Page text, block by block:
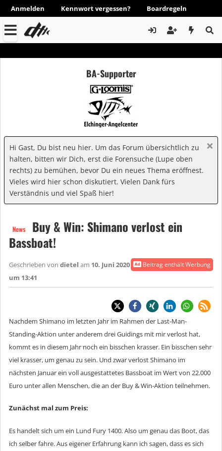
Anmelden Kennwort vergessen? Boardregeln
BA-Supporter
Hi Gast, Du bist neu hier. Um das Forum übersichtlich zu
halten, bitten wir Dich, erst die Forensuche (Lupe oben
rechts) zu bemühen, bevor Du ein neues Thema eröffnest.
Vieles wird hier schon diskutiert. Vielen Dank fürs
Verständnis und viel Spaß hier!
News
Buy & Win: Shimano verlost ein
Bassboat!
Beitrag enthält Werbung
Geschrieben von dietel am 10. Juni 2020
um 13:41
Nachdem Shimano im letzten Jahr im Rahmen der Last-Man-
Standing-Aktion unter anderem drei Guidings mit mir verlost hat,
kommt es in diesem Jahr noch ein bisschen krasser. Ein bisschen sehr
viel krasser, um genau zu sein. Und zwar verlost Shimano im
nächsten Januar ein voll ausgestattetes Bassboat im Wert von 22.000
Euro unter allen Menschen, die an der Buy & Win-Aktion teilnehmen.
Zunächst mal zum Preis:
Es handelt sich um ein Lund Fury 1400. Also um genau das Boot, das
ich selber fahre. Aus eigener Erfahrung kann ich sagen, dass es sich